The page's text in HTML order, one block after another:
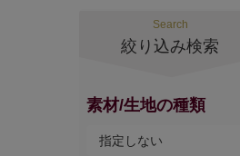
Search
絞り込み検索
素材/生地の種類